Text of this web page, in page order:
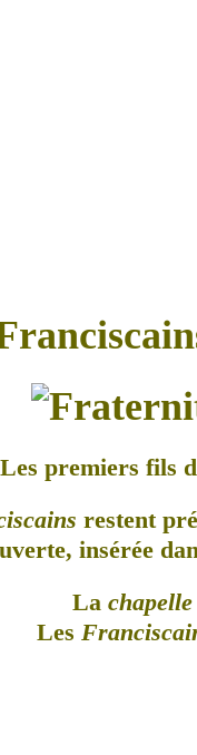
Les premiers fils
restent
insérée
La chapelle
Les